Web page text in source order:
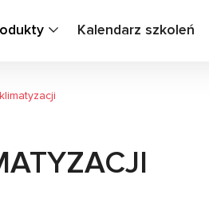
Kalendarz szkoleń